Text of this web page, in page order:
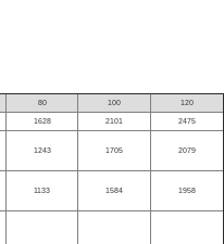
80 100 120
1628 2101 2475
1243 1705 2079
1133 1584 1958